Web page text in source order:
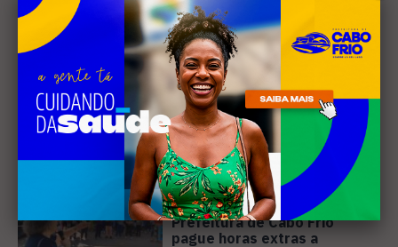
Leia Também
EDUCAÇÃO
Justiça determina que
Prefeitura de Cabo Frio
pague horas extras a